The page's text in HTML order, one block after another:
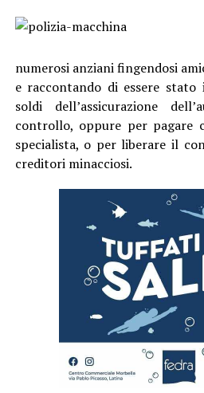
numerosi anziani fingendosi
e raccontando di essere
soldi dell’assicurazione
controllo, oppure per pagare
specialista, o per liberare il
creditori minacciosi.